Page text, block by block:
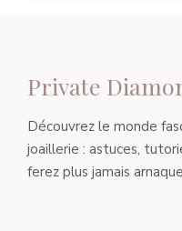
Private
Découvrez le monde
joaillerie : astuces,
ferez plus jamais